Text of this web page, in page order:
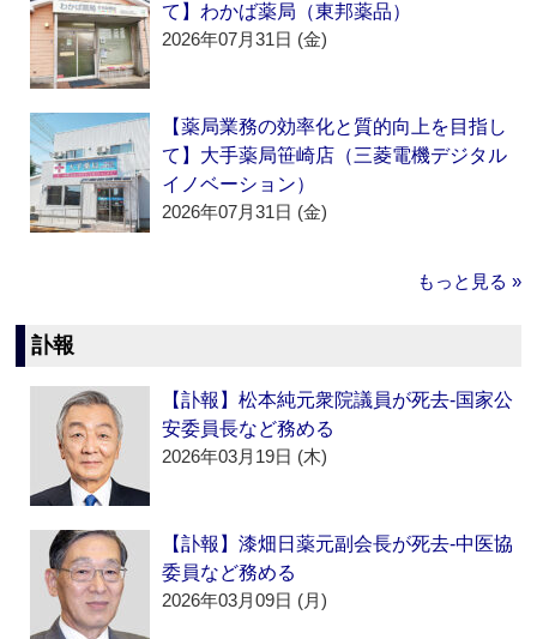
て】わかば薬局（東邦薬品）
2026年07月31日 (金)
【薬局業務の効率化と質的向上を目指し
て】大手薬局笹崎店（三菱電機デジタル
イノベーション）
2026年07月31日 (金)
もっと見る »
訃報
【訃報】松本純元衆院議員が死去‐国家公
安委員長など務める
2026年03月19日 (木)
【訃報】漆畑日薬元副会長が死去‐中医協
委員など務める
2026年03月09日 (月)